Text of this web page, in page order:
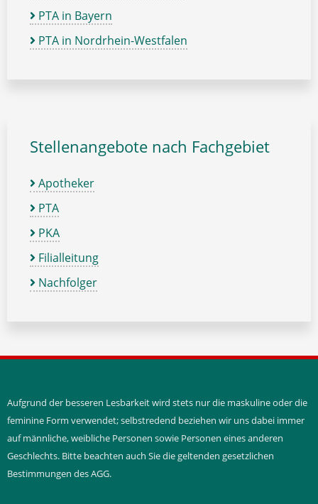
PTA in Bayern
PTA in Nordrhein-Westfalen
Stellenangebote nach Fachgebiet
Apotheker
PTA
PKA
Filialleitung
Nachfolger
Aufgrund der besseren Lesbarkeit wird stets nur die maskuline oder die
feminine Form verwendet; selbstredend beziehen wir uns dabei immer
auf männliche, weibliche Personen sowie Personen eines anderen
Geschlechts. Bitte beachten auch Sie die geltenden gesetzlichen
Bestimmungen des AGG.